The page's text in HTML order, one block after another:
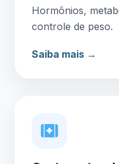
Hormônios,
controle de peso.
Saiba mais →